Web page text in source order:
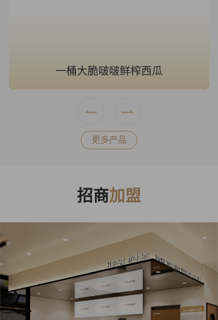
一桶大脆啵啵鲜榨西瓜
更多产品
招商加盟